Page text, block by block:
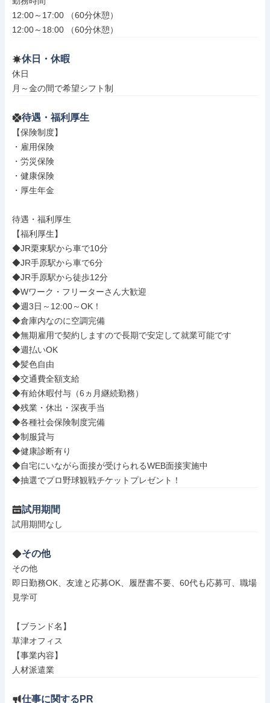
12:00～17:00 （60分休憩）
12:00～18:00 （60分休憩）
休日・休暇
休日
月～金の間で希望シフト制
待遇・福利厚生
【保険制度】
・雇用保険
・労災保険
・健康保険
・厚生年金
待遇・福利厚生
【福利厚生】
◆JR栗東駅から車で10分
◆JR手原駅から車で6分
◆JR手原駅から徒歩12分
◆Wワーク・フリーターさん大歓迎
◆週3日～12:00～OK！
◆倉庫内なのに空調完備
◆無期雇用で契約しますので長期で安定して就業可能です
◆週払いOK
◆髪色自由
◆交通費全額支給
◆有給休暇付与（6ヵ月継続勤務）
◆残業・休出・深夜手当
◆各種社会保険制度完備
◆制服貸与
◆健康診断有り
◆自宅にいながら面接が受けられるWEB面接実施中
◆抽選でプロ野球観戦チケットプレゼント！
試用期間
試用期間なし
その他
その他
即日勤務OK、友達と応募OK、履歴書不要、60代も応募可、職場
見学可
【ブランド名】
草津オフィス
【事業内容】
人材派遣業
仕事に関するPR